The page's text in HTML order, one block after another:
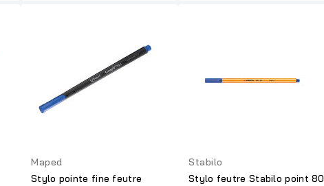
Maped
Stylo pointe fine feutre
Stabilo
Stylo feutre Stabilo point 80